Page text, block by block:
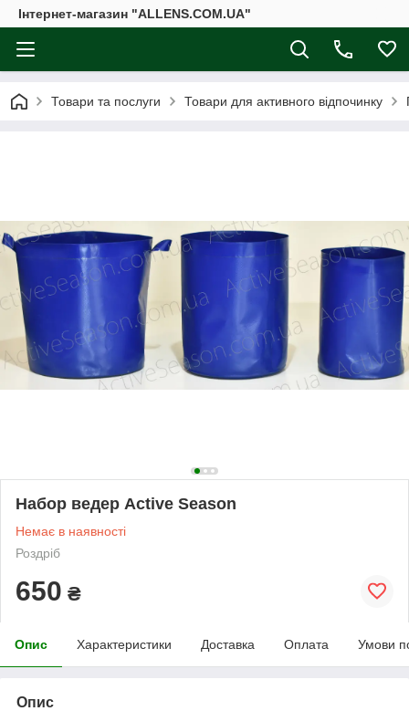
Інтернет-магазин "ALLENS.COM.UA"
Товари та послуги Товари для активного відпочинку
Набор ведер Active Season
Немає в наявності
Роздріб
650 ₴
Опис Характеристики Доставка Оплата Умови
Опис